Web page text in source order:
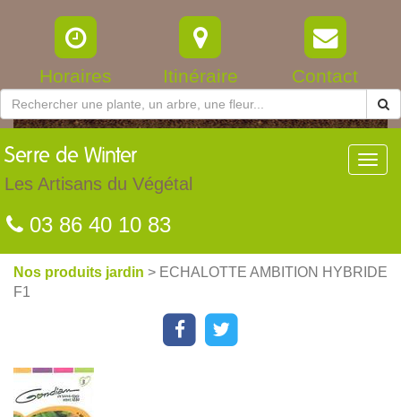
Horaires Itinéraire Contact
Serre de Winter
Les Artisans du Végétal
03 86 40 10 83
Nos produits jardin > ECHALOTTE AMBITION HYBRIDE
F1